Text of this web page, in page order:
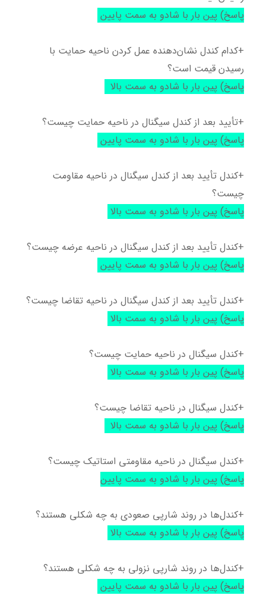
پاسخ) پین بار با شادو به سمت پایین
+کدام کندل نشان‌دهنده عمل کردن ناحیه حمایت با
رسیدن قیمت است؟
پاسخ) پین بار با شادو به سمت بالا
+تأیید بعد از کندل سیگنال در ناحیه حمایت چیست؟
پاسخ) پین بار با شادو به سمت پایین
+کندل تأیید بعد از کندل سیگنال در ناحیه مقاومت
چیست؟
پاسخ) پین بار با شادو به سمت بالا
+کندل تأیید بعد از کندل سیگنال در ناحیه عرضه چیست؟
پاسخ) پین بار با شادو به سمت پایین
+کندل تأیید بعد از کندل سیگنال در ناحیه تقاضا چیست؟
پاسخ) پین بار با شادو به سمت بالا
+کندل سیگنال در ناحیه حمایت چیست؟
پاسخ) پین بار با شادو به سمت بالا
+کندل سیگنال در ناحیه تقاضا چیست؟
پاسخ) پین بار با شادو به سمت بالا
+کندل سیگنال در ناحیه مقاومتی استاتیک چیست؟
پاسخ) پین بار با شادو به سمت پایین
+کندل‌ها در روند شارپی صعودی به چه شکلی هستند؟
پاسخ) پین بار با شادو به سمت بالا
+کندل‌ها در روند شارپی نزولی به چه شکلی هستند؟
پاسخ) پین بار با شادو به سمت پایین